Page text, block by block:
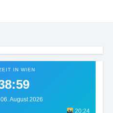
IN WIEN
August 2026
20:24